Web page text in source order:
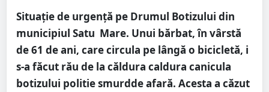
Situație de urgență pe Drumul Botizului din
municipiul Satu Mare. Unui bărbat, în vârstă
de 61 de ani, care circula pe lângă o bicicletă, i
s-a făcut rău de la căldura caldura canicula
botizului politie smurdde afară. Acesta a căzut